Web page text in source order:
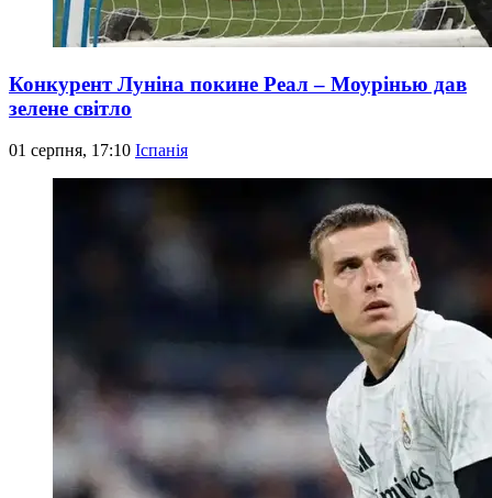
Конкурент Луніна покине Реал – Моурінью дав
зелене світло
01 серпня, 17:10 Іспанія